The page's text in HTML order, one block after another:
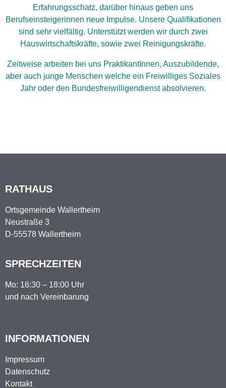
Erfahrungsschatz, darüber hinaus geben uns
Berufseinsteigerinnen neue Impulse. Unsere Qualifikationen
sind sehr vielfältig. Unterstützt werden wir durch zwei
Hauswirtschaftskräfte, sowie zwei Reinigungskräfte.
Zeitweise arbeiten bei uns PraktikantInnen, Auszubildende,
aber auch junge Menschen welche ein Freiwilliges Soziales
Jahr oder den Bundesfreiwilligendienst absolvieren.
RATHAUS
Ortsgemeinde Wallertheim
Neustraße 3
D-55578 Wallertheim
SPRECHZEITEN
Mo: 16:30 – 18:00 Uhr
und nach Vereinbarung
INFORMATIONEN
Impressum
Datenschutz
Kontakt